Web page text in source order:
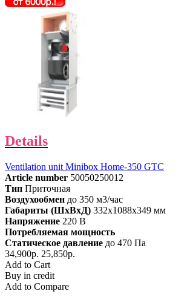
Details
Ventilation unit Minibox Home-350 GTC
Article number 50050250012
Тип Приточная
Воздухообмен до 350 м3/час
Габариты (ШхВхД) 332x1088x349 мм
Напряжение 220 В
Потребляемая мощность
Статическое давление до 470 Па
34,900р. 25,850р.
Add to Cart
Buy in credit
Add to Compare